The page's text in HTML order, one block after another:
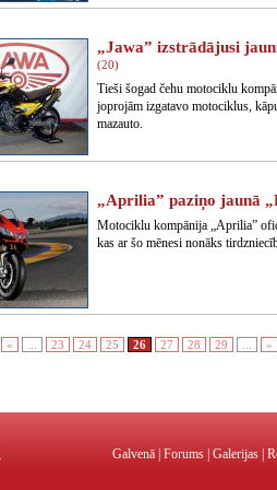
„Jawa” izstrādājusi
(20)
Tieši šogad čehu motociklu
joprojām izgatavo motociklus,
mazauto.
„Aprilia” paziņo jaunā
Motociklu kompānija „Aprilia”
kas ar šo mēnesi nonāks
« 23 24 25 26 27 28 29 »
Galvenā Forums Galerijas